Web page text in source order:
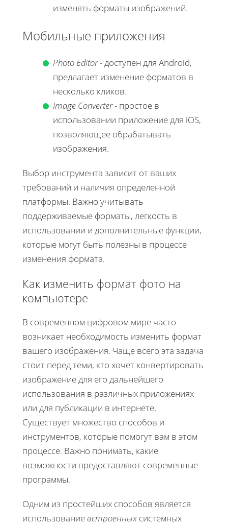
изменять форматы изображений.
Мобильные приложения
Photo Editor- доступен для Android,
предлагает изменение форматов в
несколько кликов.
Image Converter- простое в
использовании приложение для iOS,
позволяющее обрабатывать
изображения.
Выбор инструмента зависит от ваших
требований и наличия определенной
платформы. Важно учитывать
поддерживаемые форматы, легкость в
использовании и дополнительные функции,
которые могут быть полезны в процессе
изменения формата.
Как изменить формат фото на
компьютере
В современном цифровом мире часто
возникает необходимость изменить формат
вашего изображения. Чаще всего эта задача
стоит перед теми, кто хочет конвертировать
изображение для его дальнейшего
использования в различных приложениях
или для публикации в интернете.
Существует множество способов и
инструментов, которые помогут вам в этом
процессе. Важно понимать, какие
возможности предоставляют современные
программы.
Одним из простейших способов является
использование встроенных системных